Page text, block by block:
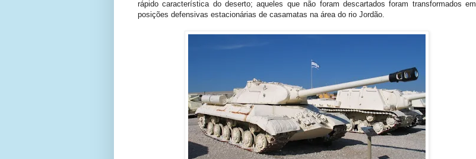
rápido característica do deserto; aqueles que não foram descartados foram transformados em
posições defensivas estacionárias de casamatas na área do rio Jordão.